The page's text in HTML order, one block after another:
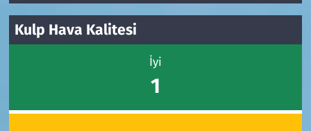
Kulp Hava Kalitesi
İyi
1